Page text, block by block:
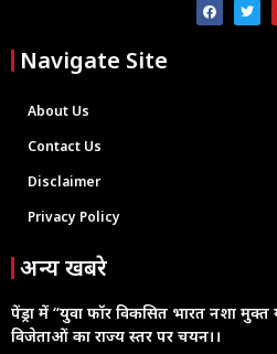
Navigate Site
About Us
Contact Us
Disclaimer
Privacy Policy
अन्य खबरे
पेंड्रा में “युवा फॉर विकसित भारत नशा
विजेताओं का राज्य स्तर पर चयन।।